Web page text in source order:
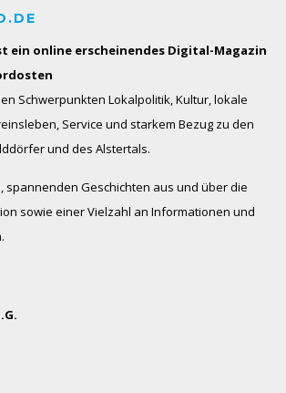
ein online erscheinendes Digital-Magazin
Schwerpunkten Lokalpolitik, Kultur, lokale
Service und starkem Bezug zu den
und des Alstertals.
spannenden Geschichten aus und über die
sowie einer Vielzahl an Informationen und